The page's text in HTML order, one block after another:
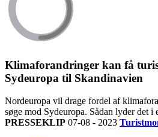
Klimaforandringer kan få
Sydeuropa til Skandinavien
Nordeuropa vil drage fordel af
søge mod Sydeuropa. Sådan lyder det i
PRESSEKLIP 07-08 - 2023